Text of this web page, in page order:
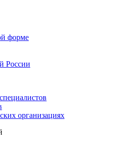
форме
России
организациях